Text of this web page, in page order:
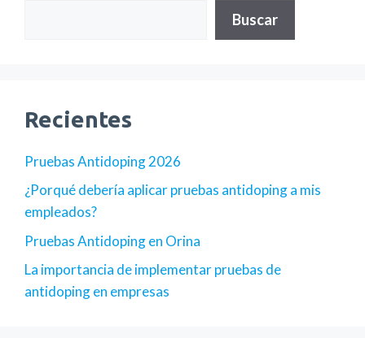
Buscar
Recientes
Pruebas Antidoping 2026
¿Porqué debería aplicar pruebas antidoping a mis
empleados?
Pruebas Antidoping en Orina
La importancia de implementar pruebas de
antidoping en empresas